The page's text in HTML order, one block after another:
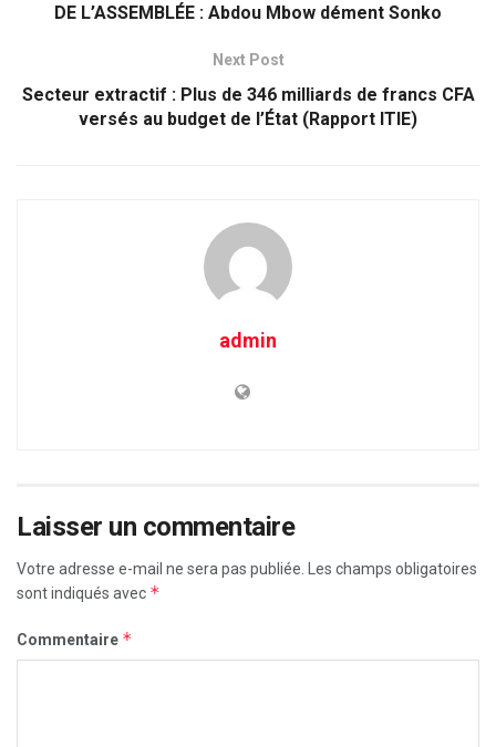
DE L’ASSEMBLÉE : Abdou Mbow dément Sonko
Next Post
Secteur extractif : Plus de 346 milliards de francs CFA
versés au budget de l’État (Rapport ITIE)
admin
Laisser un commentaire
Votre adresse e-mail ne sera pas publiée.
Les champs obligatoires
sont indiqués avec *
Commentaire *